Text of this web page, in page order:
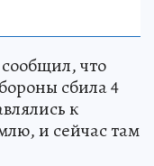
что
сбила 4
к
и сейчас там